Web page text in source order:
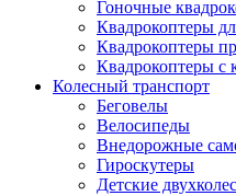
Гоночные
Квадрокоптеры
Квадрокоптеры
Квадрокоптеры с
Колесный транспорт
Беговелы
Велосипеды
Внедорожные
Гироскутеры
Детские